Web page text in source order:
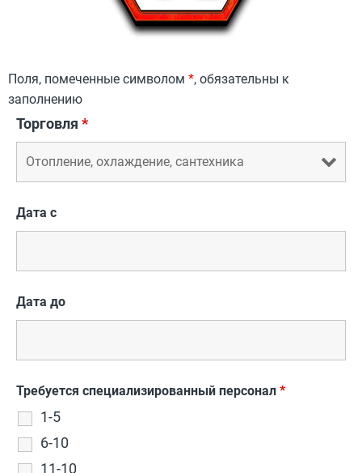
Поля, помеченные символом *, обязательны к
заполнению
Торговля *
Дата с
Дата до
Требуется специализированный персонал *
1-5
6-10
11-10